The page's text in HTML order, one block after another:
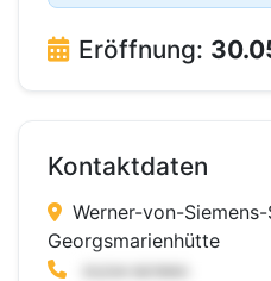
Eröffnung:
Kontaktdaten
Werner-von-
Georgsmarienhütte